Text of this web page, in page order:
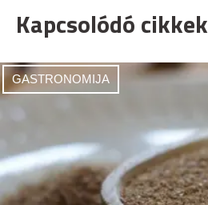
Kapcsolódó cikkek
GASTRONOMIJA